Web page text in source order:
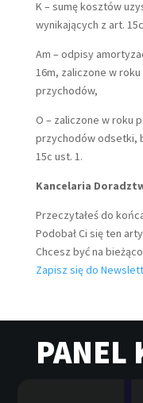
K – sumę kosztów
wynikających z art.
Am – odpisy
16m, zaliczone w
przychodów,
O – zaliczone w roku
przychodów odsetki,
15c ust. 1.
Kancelaria
Przeczytałeś do
Podobał Ci się ten
Chcesz być na
Zapisz się do
PANEL